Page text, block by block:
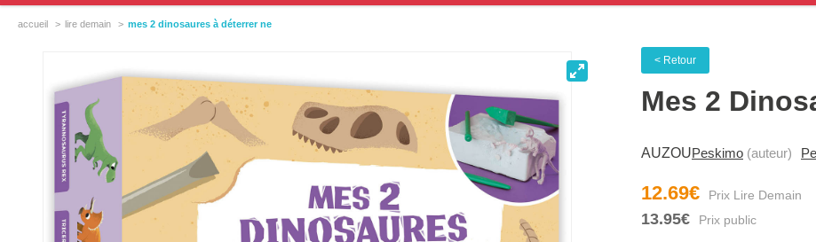
accueil lire demain mes 2 dinosaures à déterrer ne
< Retour
Mes 2
AUZOUPeskimo (auteur)
12.69€
13.95€